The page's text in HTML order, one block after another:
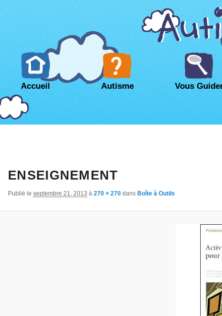
Accueil Autisme Vous
ENSEIGNEMENT
Publié le septembre 21, 2013 à 270 × 270 dans Boîte à Outils